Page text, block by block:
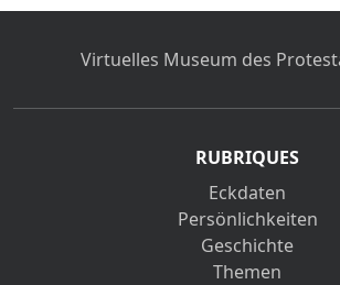
Virtuelles Museum des
RUBRIQUES
Eckdaten
Persönlichkeiten
Geschichte
Themen